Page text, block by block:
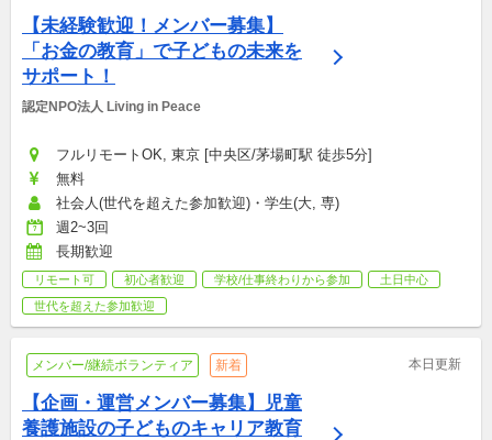
【未経験歓迎！メンバー募集】
「お金の教育」で子どもの未来を
サポート！
認定NPO法人 Living in Peace
フルリモートOK, 東京 [中央区/茅場町駅 徒歩5分]
無料
社会人(世代を超えた参加歓迎)・学生(大, 専)
週2~3回
長期歓迎
リモート可 初心者歓迎 学校/仕事終わりから参加
土日中心
世代を超えた参加歓迎
メンバー/継続ボランティア 新着 本日更新
【企画・運営メンバー募集】児童
養護施設の子どものキャリア教育